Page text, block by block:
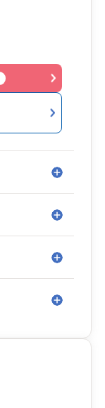
人あわせて
設業、貿
多岐にわた
告や月次・
繰りや事業
経営者様の
ながら税法
の実務経験
ことを強み
計王、
奉行など多
導入支援や
い」「レス
とが多く、